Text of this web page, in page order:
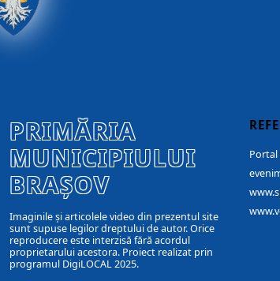
PRIMĂRIA
MUNICIPIULUI
BRAȘOV
Imaginile și articolele video din prezentul site
sunt supuse legilor dreptului de autor. Orice
reproducere este interzisă fără acordul
proprietarului acestora. Proiect realizat prin
programul DigiLOCAL 2025.
Portal